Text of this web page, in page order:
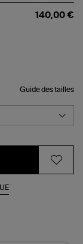
140,00 €
Guide des tailles